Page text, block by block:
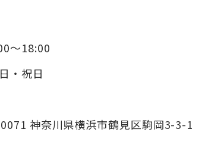
～18:00
・祝日
神奈川県横浜市鶴見区駒岡3-3-1